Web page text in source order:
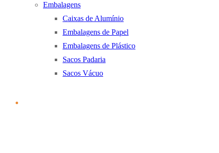
Embalagens
Caixas de Alumínio
Embalagens de Papel
Embalagens de Plástico
Sacos Padaria
Sacos Vácuo